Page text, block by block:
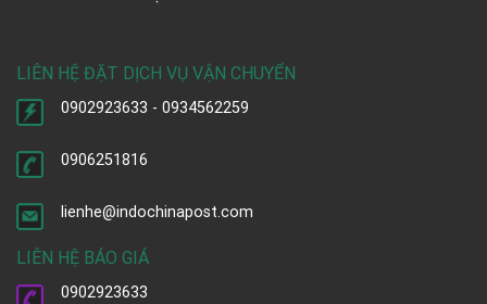
LIÊN HỆ ĐẶT DỊCH VỤ VẬN CHUYỂN
0902923633 - 0934562259
0906251816
lienhe@indochinapost.com
LIÊN HỆ BÁO GIÁ
0902923633